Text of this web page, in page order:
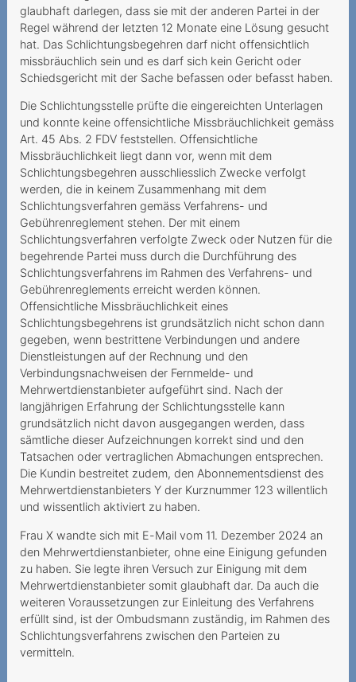
glaubhaft darlegen, dass sie mit der anderen Partei in der
Regel während der letzten 12 Monate eine Lösung gesucht
hat. Das Schlichtungsbegehren darf nicht offensichtlich
missbräuchlich sein und es darf sich kein Gericht oder
Schiedsgericht mit der Sache befassen oder befasst haben.
Die Schlichtungsstelle prüfte die eingereichten Unterlagen
und konnte keine offensichtliche Missbräuchlichkeit gemäss
Art. 45 Abs. 2 FDV feststellen. Offensichtliche
Missbräuchlichkeit liegt dann vor, wenn mit dem
Schlichtungsbegehren ausschliesslich Zwecke verfolgt
werden, die in keinem Zusammenhang mit dem
Schlichtungsverfahren gemäss Verfahrens- und
Gebührenreglement stehen. Der mit einem
Schlichtungsverfahren verfolgte Zweck oder Nutzen für die
begehrende Partei muss durch die Durchführung des
Schlichtungsverfahrens im Rahmen des Verfahrens- und
Gebührenreglements erreicht werden können.
Offensichtliche Missbräuchlichkeit eines
Schlichtungsbegehrens ist grundsätzlich nicht schon dann
gegeben, wenn bestrittene Verbindungen und andere
Dienstleistungen auf der Rechnung und den
Verbindungsnachweisen der Fernmelde- und
Mehrwertdienstanbieter aufgeführt sind. Nach der
langjährigen Erfahrung der Schlichtungsstelle kann
grundsätzlich nicht davon ausgegangen werden, dass
sämtliche dieser Aufzeichnungen korrekt sind und den
Tatsachen oder vertraglichen Abmachungen entsprechen.
Die Kundin bestreitet zudem, den Abonnementsdienst des
Mehrwertdienstanbieters Y der Kurznummer 123 willentlich
und wissentlich aktiviert zu haben.
Frau X wandte sich mit E-Mail vom 11. Dezember 2024 an
den Mehrwertdienstanbieter, ohne eine Einigung gefunden
zu haben. Sie legte ihren Versuch zur Einigung mit dem
Mehrwertdienstanbieter somit glaubhaft dar. Da auch die
weiteren Voraussetzungen zur Einleitung des Verfahrens
erfüllt sind, ist der Ombudsmann zuständig, im Rahmen des
Schlichtungsverfahrens zwischen den Parteien zu
vermitteln.
Abschaffung der
Zweimonatsrechnung
Mindestvertragslaufzeit:
Augen Auf bei der
Kündigung
Seniorin wird hintergangen
Unerwünschte
Vertragsschlüsse
Keine
Mindestvertragsdauer, aber
Rabatt während 24
Monaten
Verantwortung bei
Phishing-Attacken
Verantwortung des
Anbieters bei bestrittenen
Mehrwertdienste
Zahlungsverzug infolge
falscher Rechnungsadresse
Mehrwertdienstanbieter
missachtet gesetzliche
Vorgaben
2023
Lebenslang zum Fixpreis?
Données mobiles
coûteuses
Spam-Ordner überprüfen